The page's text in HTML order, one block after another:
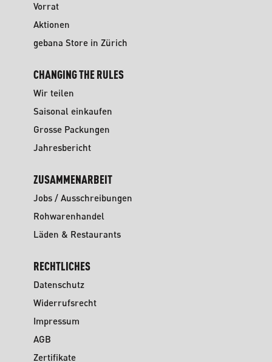
Vorrat
Aktionen
gebana Store in Zürich
CHANGING THE RULES
Wir teilen
Saisonal einkaufen
Grosse Packungen
Jahresbericht
ZUSAMMENARBEIT
Jobs / Ausschreibungen
Rohwarenhandel
Läden & Restaurants
RECHTLICHES
Datenschutz
Widerrufsrecht
Impressum
AGB
Zertifikate